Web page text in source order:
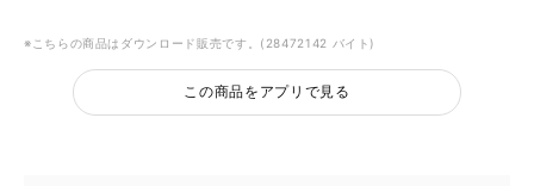
※こちらの商品はダウンロード販売です。(28472142 バイト)
この商品をアプリで見る